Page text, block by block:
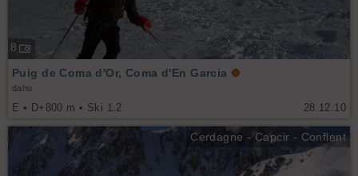
8
28.12.10
Puig de Coma d'Or, Coma d'En Garcia
dahu
E • D+800 m • Ski 1.2
Cerdagne - Capcir - Conflent